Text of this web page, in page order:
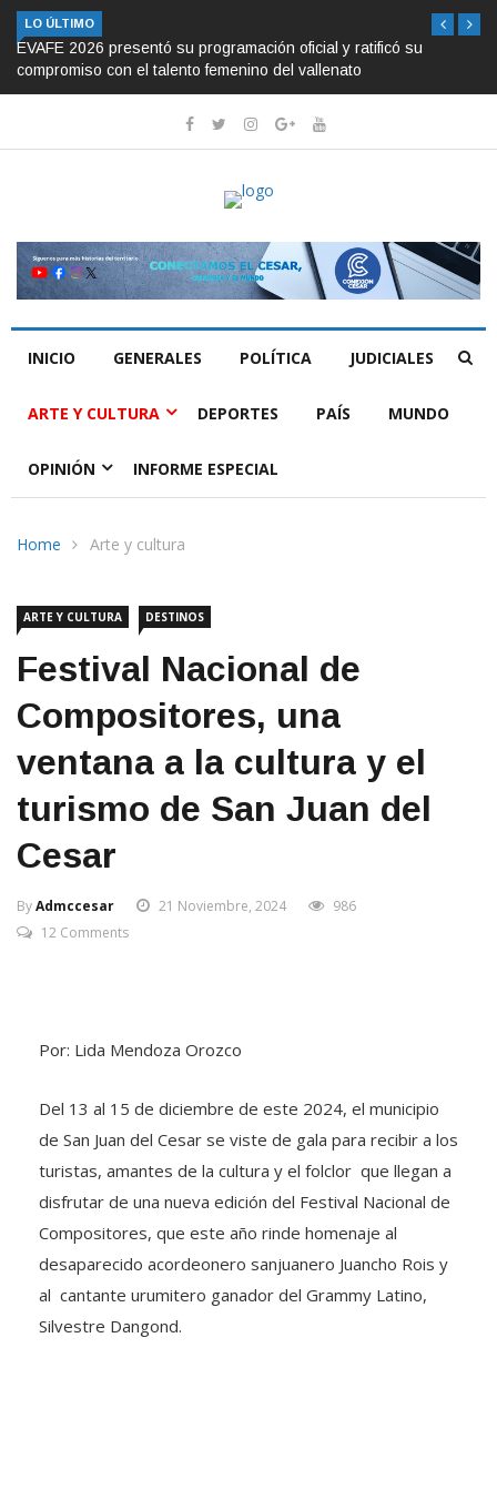
LO ÚLTIMO
EVAFE 2026 presentó su programación oficial y ratificó su
compromiso con el talento femenino del vallenato
INICIO GENERALES POLÍTICA JUDICIALES
ARTE Y CULTURA DEPORTES PAÍS MUNDO
OPINIÓN INFORME ESPECIAL
Home Arte y cultura
ARTE Y CULTURA DESTINOS
Festival Nacional de
Compositores, una
ventana a la cultura y el
turismo de San Juan del
Cesar
ByAdmccesar 21 Noviembre, 2024
986
12 Comments
Por: Lida Mendoza Orozco
Del 13 al 15 de diciembre de este 2024, el municipio
de San Juan del Cesar se viste de gala para recibir a los
turistas, amantes de la cultura y el folclor que llegan a
disfrutar de una nueva edición del Festival Nacional de
Compositores, que este año rinde homenaje al
desaparecido acordeonero sanjuanero Juancho Rois y
al cantante urumitero ganador del Grammy Latino,
Silvestre Dangond.